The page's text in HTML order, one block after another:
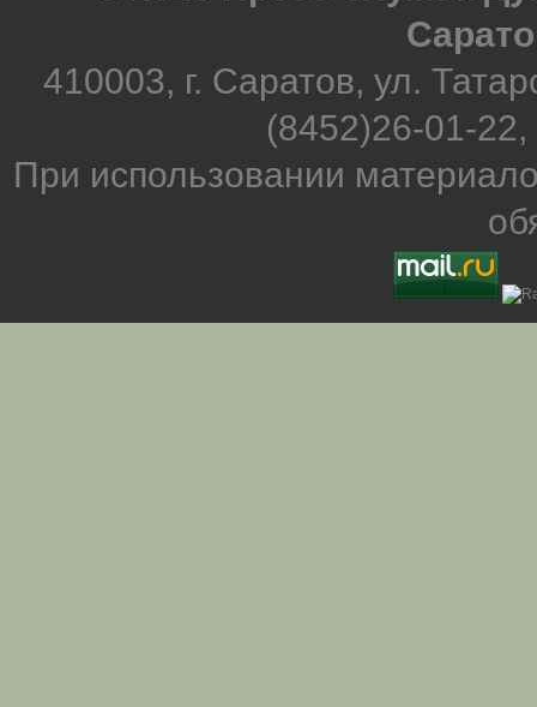
410003, г. Саратов, ул.
(8452)26-01-
При использовании